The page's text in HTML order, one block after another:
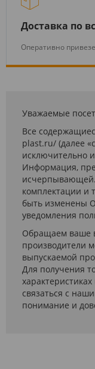
Доставка по
Оперативно
Уважаемые
Все
plast.ru/ (далее
исключительно
Информация,
комплектации и
быть изменены
уведомления
Обращаем ваше
производители
выпускаемой
Для получения
связаться с
понимание и